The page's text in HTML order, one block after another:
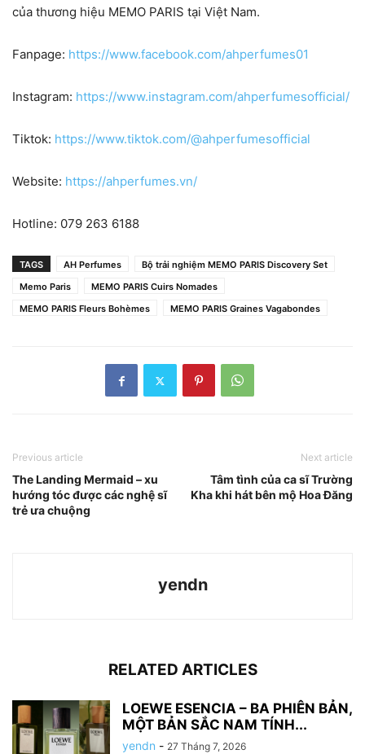
của thương hiệu MEMO PARIS tại Việt Nam.
Fanpage: https://www.facebook.com/ahperfumes01
Instagram: https://www.instagram.com/ahperfumesofficial/
Tiktok: https://www.tiktok.com/@ahperfumesofficial
Website: https://ahperfumes.vn/
Hotline: 079 263 6188
TAGS AH Perfumes
Bộ trải nghiệm MEMO PARIS Discovery Set
Memo Paris
MEMO PARIS Cuirs Nomades
MEMO PARIS Fleurs Bohèmes
MEMO PARIS Graines Vagabondes
Previous article
The Landing Mermaid – xu
hướng tóc được các nghệ sĩ
trẻ ưa chuộng
Next article
Tâm tình của ca sĩ Trường
Kha khi hát bên mộ Hoa Đăng
yendn
RELATED ARTICLES
LOEWE ESENCIA – BA PHIÊN BẢN,
MỘT BẢN SẮC NAM TÍNH...
yendn - 27 Tháng 7, 2026